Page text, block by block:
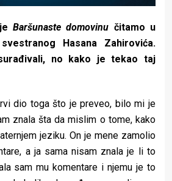
Baršunaste domovinu čitamo u
Hasana Zahirovića.
no kako je tekao taj
dio toga što je preveo, bilo mi je
znala šta da mislim o tome, kako
jeziku. On je mene zamolio
a ja sama nisam znala je li to
sam mu komentare i njemu je to